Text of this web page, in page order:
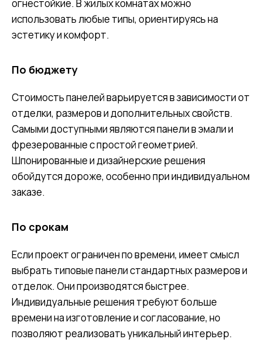
огнестойкие. В жилых комнатах можно
использовать любые типы, ориентируясь на
эстетику и комфорт.
По бюджету
Стоимость панелей варьируется в зависимости от
отделки, размеров и дополнительных свойств.
Самыми доступными являются панели в эмали и
фрезерованные с простой геометрией.
Шпонированные и дизайнерские решения
обойдутся дороже, особенно при индивидуальном
заказе.
По срокам
Если проект ограничен по времени, имеет смысл
выбрать типовые панели стандартных размеров и
отделок. Они производятся быстрее.
Индивидуальные решения требуют больше
времени на изготовление и согласование, но
позволяют реализовать уникальный интерьер.